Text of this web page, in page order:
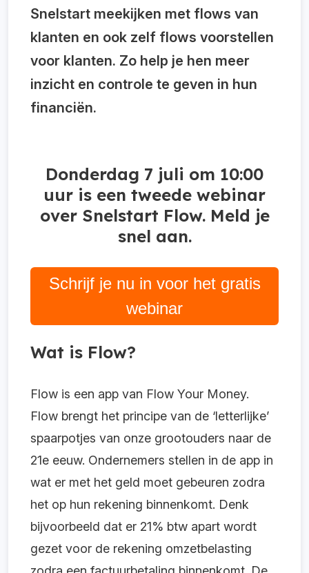
Snelstart meekijken met flows van
klanten en ook zelf flows voorstellen
voor klanten. Zo help je hen meer
inzicht en controle te geven in hun
financiën.
Donderdag 7 juli om 10:00
uur is een tweede webinar
over Snelstart Flow. Meld je
snel aan.
Schrijf je nu in voor het gratis
webinar
Wat is Flow?
Flow is een app van Flow Your Money.
Flow brengt het principe van de ‘letterlijke’
spaarpotjes van onze grootouders naar de
21e eeuw. Ondernemers stellen in de app in
wat er met het geld moet gebeuren zodra
het op hun rekening binnenkomt. Denk
bijvoorbeeld dat er 21% btw apart wordt
gezet voor de rekening omzetbelasting